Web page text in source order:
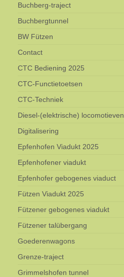
Buchberg-traject
Buchbergtunnel
BW Fützen
Contact
CTC Bediening 2025
CTC-Functietoetsen
CTC-Techniek
Diesel-(elektrische) locomotieven
Digitalisering
Epfenhofen Viadukt 2025
Epfenhofener viadukt
Epfenhofer gebogenes viaduct
Fützen Viadukt 2025
Fützener gebogenes viadukt
Fützener talübergang
Goederenwagons
Grenze-traject
Grimmelshofen tunnel